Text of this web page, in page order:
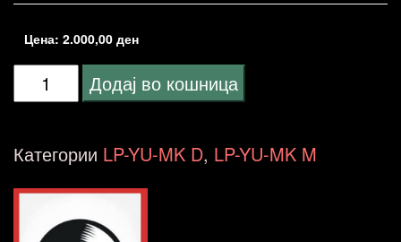
Цена: 2.000,00 ден
DANIJELA
-
Додај во кошница
Категории LP-YU-MK D, LP-YU-MK M